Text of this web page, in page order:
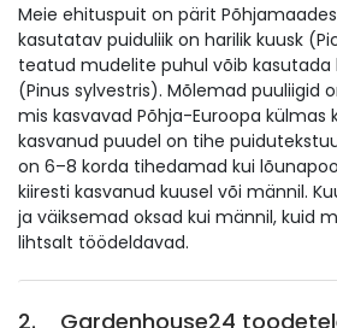
Meie ehituspuit on pärit
kasutatav puiduliik on harilik kuusk
teatud mudelite puhul võib kasutada
(Pinus sylvestris). Mõlemad puuliigid
mis kasvavad Põhja-Euroopa külmas
kasvanud puudel on tihe
on 6–8 korda tihedamad kui
kiiresti kasvanud kuusel või männil.
ja väiksemad oksad kui männil, kuid
lihtsalt töödeldavad.
2.
Gardenhouse24